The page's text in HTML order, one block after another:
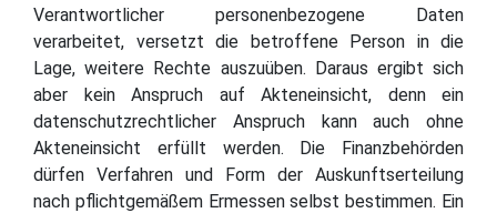
Verantwortlicher personenbezogene Daten
verarbeitet, versetzt die betroffene Person in die
Lage, weitere Rechte auszuüben. Daraus ergibt sich
aber kein Anspruch auf Akteneinsicht, denn ein
datenschutzrechtlicher Anspruch kann auch ohne
Akteneinsicht erfüllt werden. Die Finanzbehörden
dürfen Verfahren und Form der Auskunftserteilung
nach pflichtgemäßem Ermessen selbst bestimmen. Ein